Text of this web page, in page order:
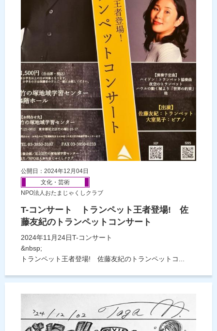
公開日：2024年12月04日
文化・芸術
NPO法人おたまじゃくしクラブ
T-コンサート トランペット王者登場! 佐
藤友紀のトランペットコンサート
2024年11月24日T-コンサート
&nbsp;
トランペット王者登場! 佐藤友紀のトランペットコ...